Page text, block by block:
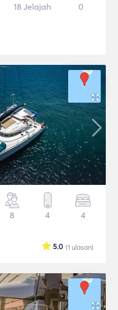
18 Jelajah 0
8 4 4
(1 ulasan)
5.0